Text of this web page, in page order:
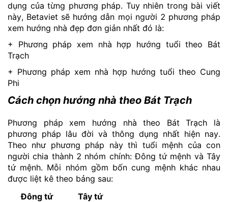
dụng của từng phương pháp. Tuy nhiên trong bài viết
này, Betaviet sẽ hướng dẫn mọi người 2 phương pháp
xem hướng nhà đẹp đơn giản nhất đó là:
+ Phương pháp xem nhà hợp hướng tuổi theo Bát
Trạch
+ Phương pháp xem nhà hợp hướng tuổi theo Cung
Phi
Cách chọn hướng nhà theo Bát Trạch
Phương pháp xem hướng nhà theo Bát Trạch là
phương pháp lâu đời và thông dụng nhất hiện nay.
Theo như phương pháp này thì tuổi mệnh của con
người chia thành 2 nhóm chính: Đông tứ mệnh và Tây
tứ mệnh. Mỗi nhóm gồm bốn cung mệnh khác nhau
được liệt kê theo bảng sau:
Đông tứ
Tây tứ